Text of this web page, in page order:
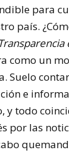
para
país.
Transparencia
como un
Suelo
e
y todo
por las